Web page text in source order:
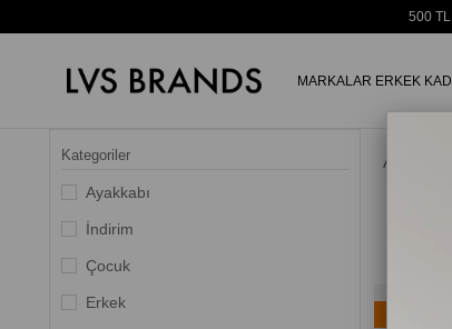
500
MARKALAR ERKEK
Kategoriler
Ayakkabı
İndirim
Çocuk
Erkek
Anasayfa